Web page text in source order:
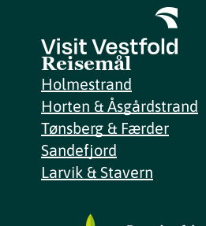
Reisemål
Holmestrand
Horten & Åsgårdstrand
Tønsberg & Færder
Sandefjord
Larvik & Stavern